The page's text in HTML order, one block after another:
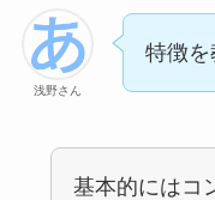
浅野さん
特徴を
基本的にはコ